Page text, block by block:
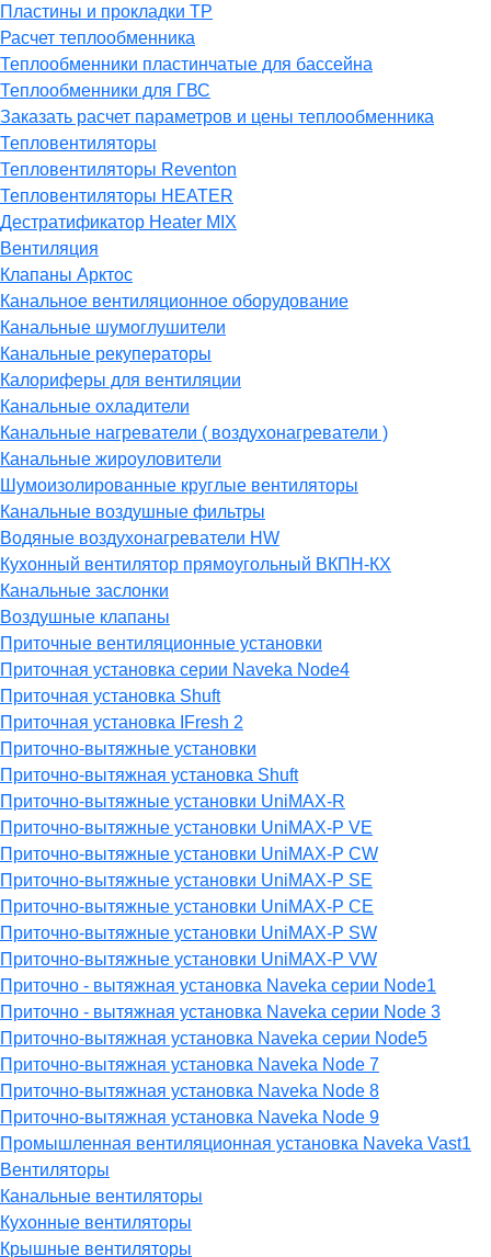
Пластины и прокладки ТР
Расчет теплообменника
Теплообменники пластинчатые для бассейна
Теплообменники для ГВС
Заказать расчет параметров и цены теплообменника
Тепловентиляторы
Тепловентиляторы Reventon
Тепловентиляторы HEATER
Дестратификатор Heater MIX
Вентиляция
Клапаны Арктос
Канальное вентиляционное оборудование
Канальные шумоглушители
Канальные рекуператоры
Калориферы для вентиляции
Канальные охладители
Канальные нагреватели ( воздухонагреватели )
Канальные жироуловители
Шумоизолированные круглые вентиляторы
Канальные воздушные фильтры
Водяные воздухонагреватели HW
Кухонный вентилятор прямоугольный ВКПН-КХ
Канальные заслонки
Воздушные клапаны
Приточные вентиляционные установки
Приточная установка серии Naveka Node4
Приточная установка Shuft
Приточная установка IFresh 2
Приточно-вытяжные установки
Приточно-вытяжная установка Shuft
Приточно-вытяжные установки UniMAX-R
Приточно-вытяжные установки UniMAX-P VE
Приточно-вытяжные установки UniMAX-P CW
Приточно-вытяжные установки UniMAX-P SE
Приточно-вытяжные установки UniMAX-P CE
Приточно-вытяжные установки UniMAX-P SW
Приточно-вытяжные установки UniMAX-P VW
Приточно - вытяжная установка Naveka серии Node1
Приточно - вытяжная установка Naveka серии Node 3
Приточно-вытяжная установка Naveka серии Node5
Приточно-вытяжная установка Naveka Node 7
Приточно-вытяжная установка Naveka Node 8
Приточно-вытяжная установка Naveka Node 9
Промышленная вентиляционная установка Naveka Vast1
Вентиляторы
Канальные вентиляторы
Кухонные вентиляторы
Крышные вентиляторы